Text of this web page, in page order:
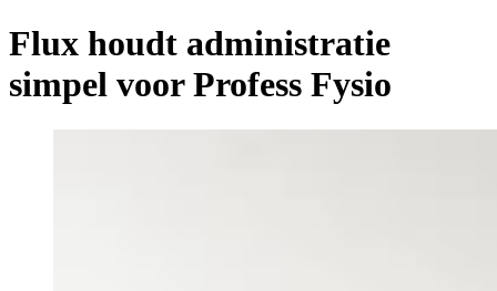
Flux houdt administratie
simpel voor Profess Fysio